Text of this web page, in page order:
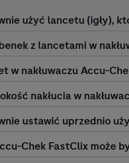
użyć lancetu (igły),
z lancetami w
w nakłuwaczu Accu-
nakłucia w
ustawić uprzednio
Chek FastClix może